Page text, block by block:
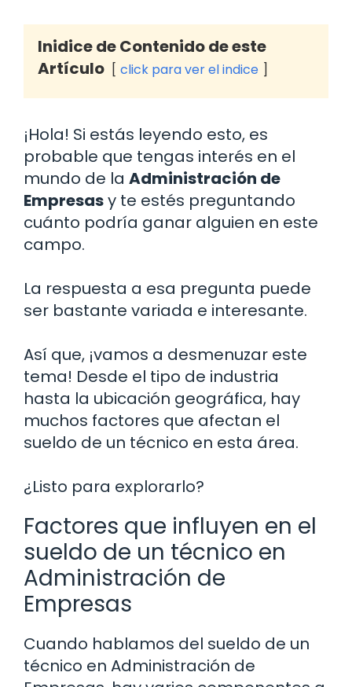
Inidice de Contenido de este
Artículo
click para ver el indice
¡Hola! Si estás leyendo esto, es
probable que tengas interés en el
mundo de la Administración de
Empresasy te estés preguntando
cuánto podría ganar alguien en este
campo.
La respuesta a esa pregunta puede
ser bastante variada e interesante.
Así que, ¡vamos a desmenuzar este
tema! Desde el tipo de industria
hasta la ubicación geográfica, hay
muchos factores que afectan el
sueldo de un técnico en esta área.
¿Listo para explorarlo?
Factores que influyen en el
sueldo de un técnico en
Administración de
Empresas
Cuando hablamos del sueldo de un
técnico en Administración de